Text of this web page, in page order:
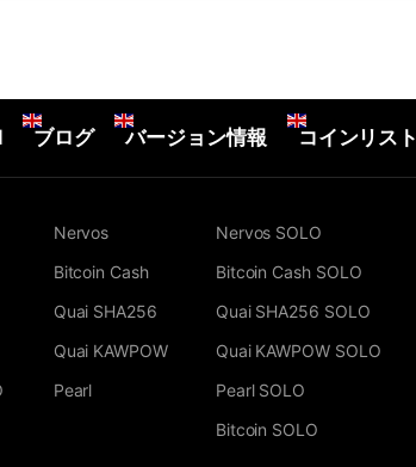
ブログ バージョン情報 コインリスト
Nervos
Bitcoin Cash
Quai SHA256
Quai KAWPOW
Pearl
Nervos SOLO
Bitcoin Cash SOLO
Quai SHA256 SOLO
Quai KAWPOW SOLO
Pearl SOLO
Bitcoin SOLO